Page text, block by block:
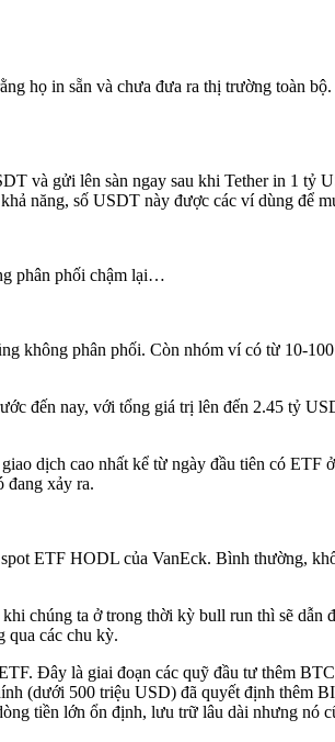
họ in sẵn và chưa đưa ra thị trường toàn
và gửi lên sàn ngay sau khi Tether in 1
năng, số USDT này được các ví dùng để
phân phối chậm lại…
không phân phối. Còn nhóm ví có từ 10-
đến nay, với tổng giá trị lên đến 2.45 tỷ
dịch cao nhất kể từ ngày đầu tiên có
đang xảy ra.
ETF HODL của VanEck. Bình thường,
chúng ta ở trong thời kỳ bull run thì sẽ
qua các chu kỳ.
Đây là giai đoạn các quỹ đầu tư thêm
(dưới 500 triệu USD) đã quyết định thêm
tiền lớn ổn định, lưu trữ lâu dài nhưng nó